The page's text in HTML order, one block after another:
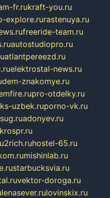
fr.rukraft-you.ru
explore.rurastenuya.ru
freeride-team.ru
autostudiopro.ru
atlantpereezd.ru
elektrostal-news.ru
znakomye.ru
pro-otdelky.ru
uzbek.ruporno-vk.ru
adonyev.ru
krospr.ru
2rich.ruhostel-65.ru
mishinlab.ru
starbucksvia.ru
vektor-doroga.ru
lenasever.rulovinskix.ru